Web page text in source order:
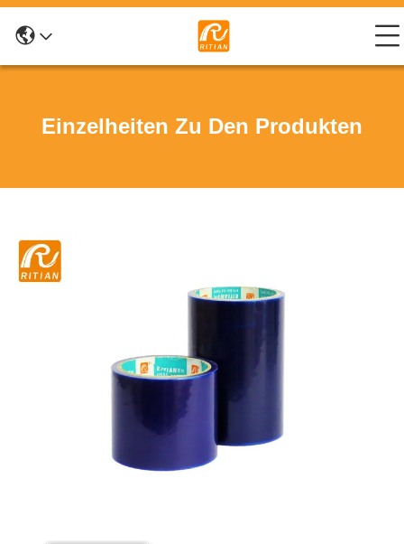
Einzelheiten Zu Den Produkten